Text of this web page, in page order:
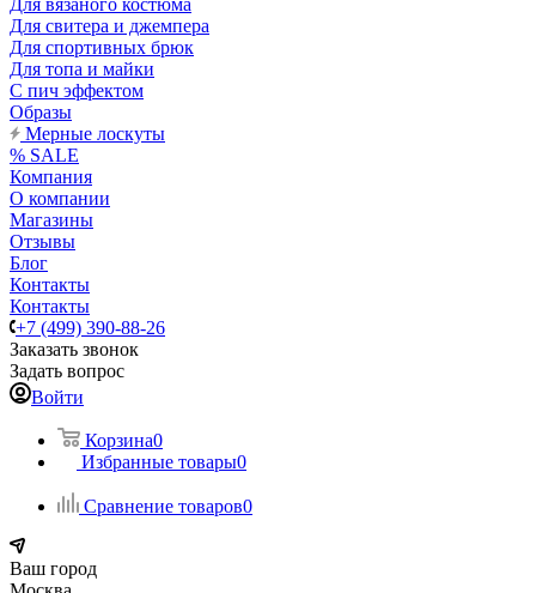
Для вязаного костюма
Для свитера и джемпера
Для спортивных брюк
Для топа и майки
С пич эффектом
Образы
Мерные лоскуты
% SALE
Компания
О компании
Магазины
Отзывы
Блог
Контакты
Контакты
+7 (499) 390-88-26
Заказать звонок
Задать вопрос
Войти
Корзина0
Избранные товары0
Сравнение товаров0
Ваш город